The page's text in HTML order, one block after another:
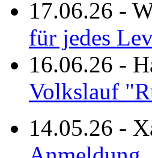
17.06.26 -
für jedes
16.06.26 -
Volkslauf
14.05.26 -